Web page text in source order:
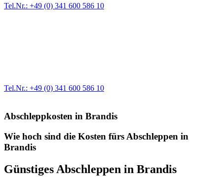
Tel.Nr.: +49 (0) 341 600 586 10
Tel.Nr.: +49 (0) 341 600 586 10
Abschleppkosten in Brandis
Wie hoch sind die Kosten fürs Abschleppen in
Brandis
Günstiges Abschleppen in Brandis